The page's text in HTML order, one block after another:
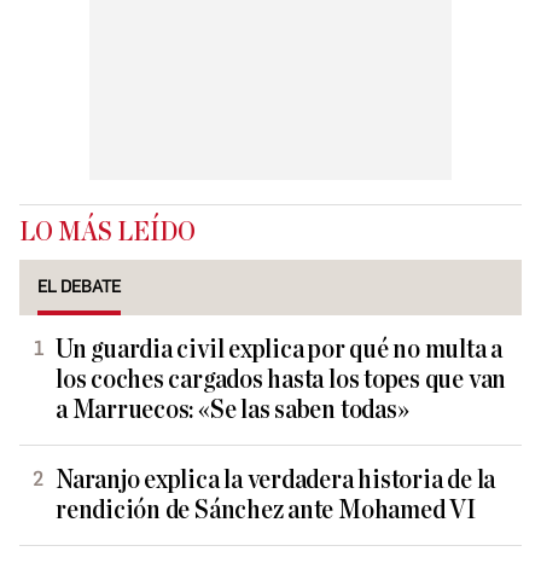
LO MÁS LEÍDO
EL DEBATE
Un guardia civil explica por qué no multa a
los coches cargados hasta los topes que van
a Marruecos: «Se las saben todas»
Naranjo explica la verdadera historia de la
rendición de Sánchez ante Mohamed VI